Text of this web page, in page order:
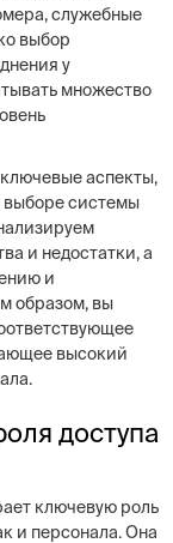
служебные
выбор
у
множество
аспекты,
выборе системы
и недостатки, а
и
образом, вы
высокий
доступа
ключевую роль
и персонала. Она